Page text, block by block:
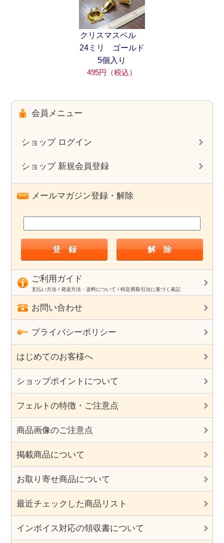
クリスマスベル
24ミリ ゴールド
5個入り
495円（税込）
会員メニュー
ショップ ログイン
ショップ 新規会員登録
メールマガジン登録・解除
ご利用ガイド
支払い方法 / 発送方法・送料について / 特定商取引法に基づく表記
お問い合わせ
プライバシーポリシー
はじめてのお客様へ
ショップポイントについて
フェルトの特徴・ご注意点
商品画像のご注意点
掲載商品について
お取り寄せ商品について
最近チェックした商品リスト
インボイス対応の領収書について